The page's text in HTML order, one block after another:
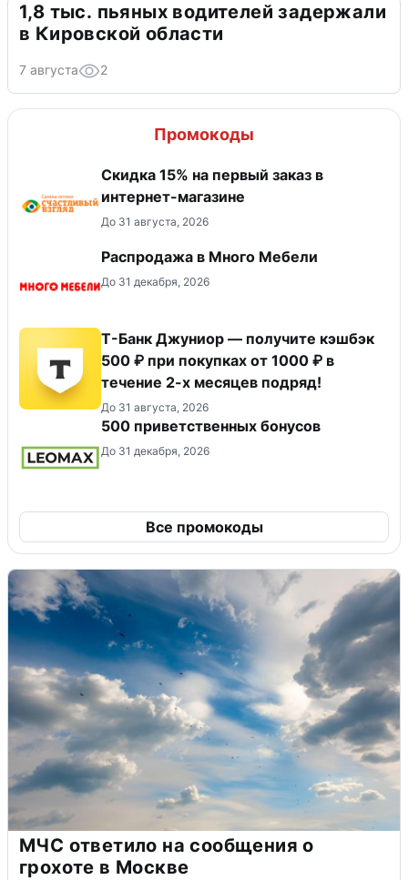
1,8 тыс. пьяных водителей задержали
в Кировской области
7 августа 2
Промокоды
Скидка 15% на первый заказ в
интернет-магазине
До 31 августа, 2026
Распродажа в Много Мебели
До 31 декабря, 2026
Т-Банк Джуниор — получите кэшбэк
500 ₽ при покупках от 1000 ₽ в
течение 2-х месяцев подряд!
До 31 августа, 2026
500 приветственных бонусов
До 31 декабря, 2026
Все промокоды
МЧС ответило на сообщения о
грохоте в Москве